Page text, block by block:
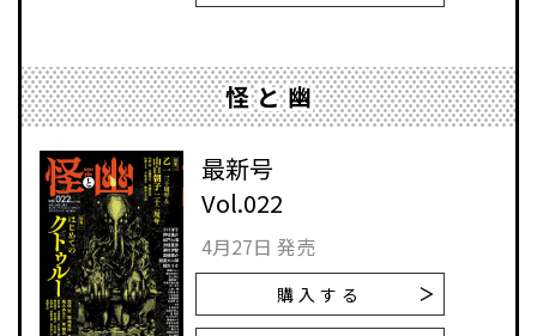
怪と幽
最新号
Vol.022
4月27日 発売
購入する